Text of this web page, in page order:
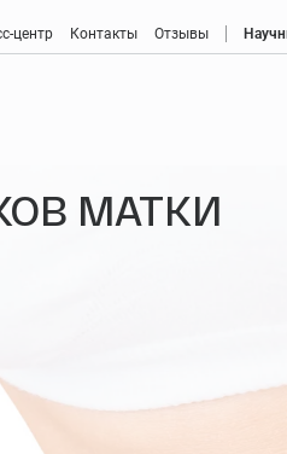
центр Контакты Отзывы
Консультация врача
Мужской климакс: возраст,
МАТКИ